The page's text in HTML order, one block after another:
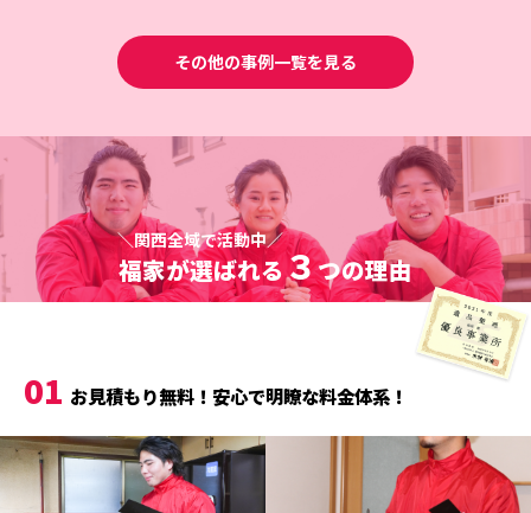
その他の事例一覧を見る
＼関西全域で活動中／
福家が選ばれる３つの理由
01 お見積もり無料！安心で明瞭な料金体系！